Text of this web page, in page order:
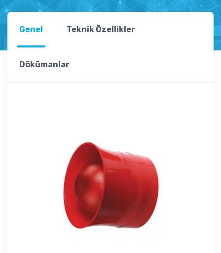
Genel Teknik Özellikler
Dökümanlar